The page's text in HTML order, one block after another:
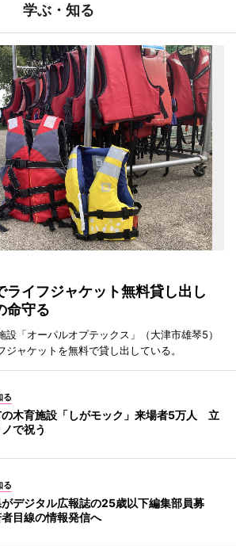
学ぶ・知る
ライフジャケット無料貸し出し
命守る
設「オーパルオプテックス」（大津市雄琴5）
ャケットを無料で貸し出している。
る
の木育施設「しがモック」来場者5万人 立
で祝う
る
デジタル広報誌の25歳以下編集部員募
目線の情報発信へ